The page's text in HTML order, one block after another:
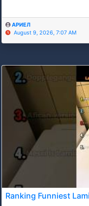
АРИЕЛ
August 9, 2026, 7:07 AM
Ranking Funniest